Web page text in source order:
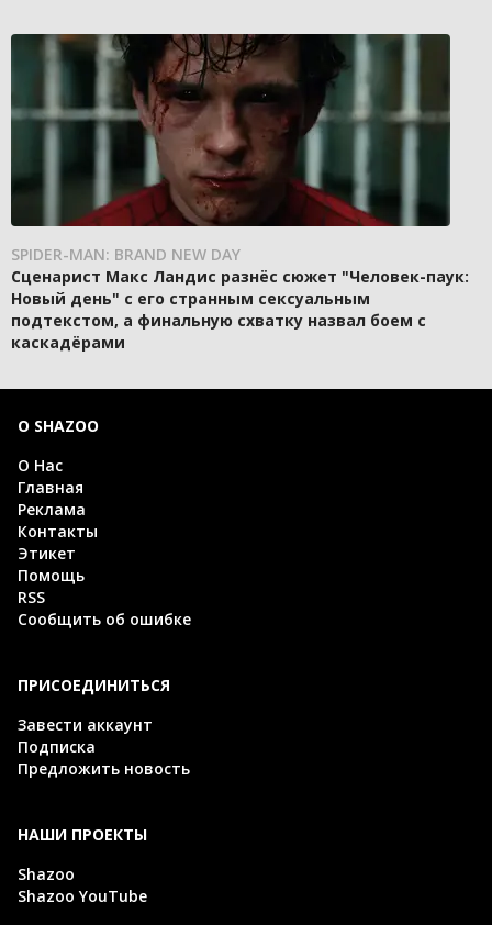
SPIDER-MAN: BRAND NEW DAY
Сценарист Макс Ландис разнёс сюжет "Человек-паук:
Новый день" с его странным сексуальным
подтекстом, а финальную схватку назвал боем с
каскадёрами
О SHAZOO
О Нас
Главная
Реклама
Контакты
Этикет
Помощь
RSS
Сообщить об ошибке
ПРИСОЕДИНИТЬСЯ
Завести аккаунт
Подписка
Предложить новость
НАШИ ПРОЕКТЫ
Shazoo
Shazoo YouTube